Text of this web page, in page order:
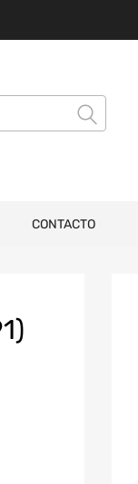
CONTACTO